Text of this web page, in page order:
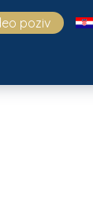
poziv